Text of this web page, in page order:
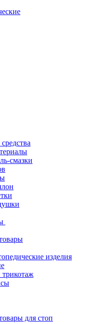
смазки
изделия
для стоп